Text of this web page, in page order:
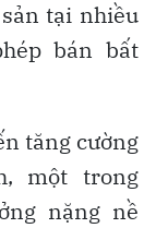
tại nhiều
bán bất
tăng cường
một trong
nặng nề